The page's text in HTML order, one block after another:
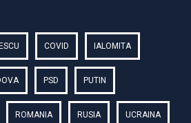
COVID IALOMITA
PSD PUTIN
ROMANIA RUSIA UCRAINA